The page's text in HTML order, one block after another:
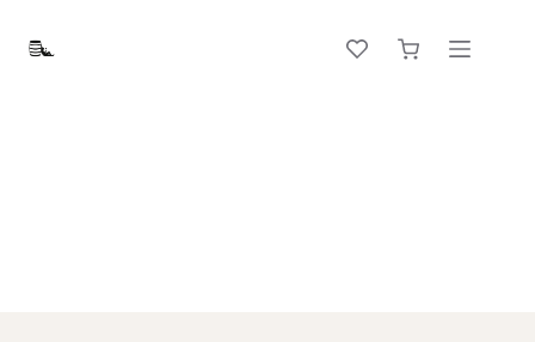
Inhalt
springen
Warenkorb